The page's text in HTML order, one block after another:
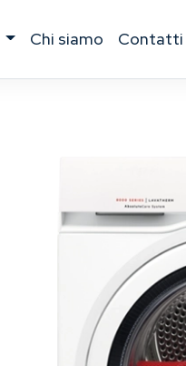
chi siamo contatti